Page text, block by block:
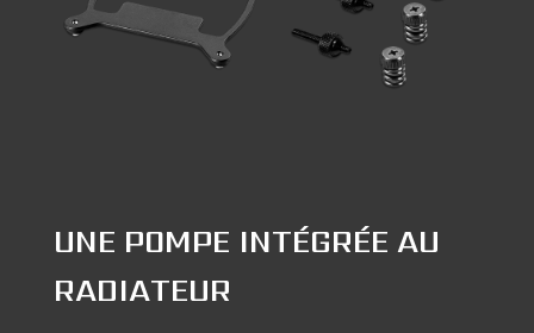
UNE POMPE INTÉGRÉE AU
RADIATEUR